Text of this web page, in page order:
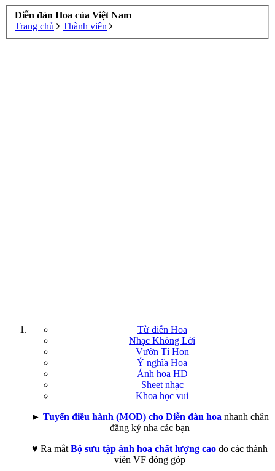
Diễn đàn Hoa của Việt Nam
Trang chủ
Thành viên
Từ điển Hoa
Nhạc Không Lời
Vườn Tí Hon
Ý nghĩa Hoa
Ảnh hoa HD
Sheet nhạc
Khoa học vui
► Tuyển điều hành (MOD) cho Diễn đàn hoa nhanh chân
đăng ký nha các bạn
♥ Ra mắt Bộ sưu tập ảnh hoa chất lượng cao do các thành
viên VF đóng góp